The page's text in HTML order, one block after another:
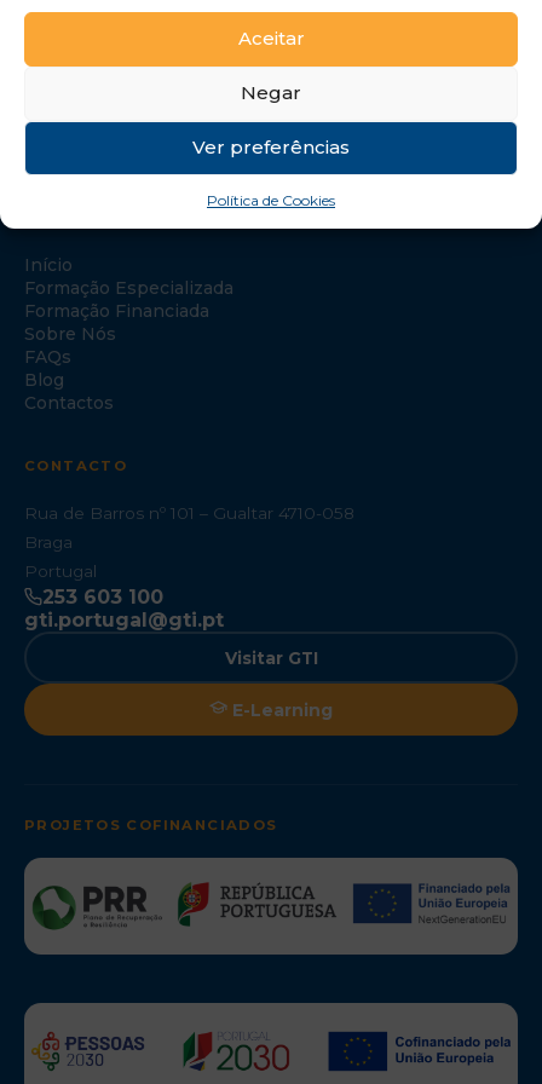
Aceitar
Negar
Ver preferências
Política de Cookies
Início
Formação Especializada
Formação Financiada
Sobre Nós
FAQs
Blog
Contactos
CONTACTO
Rua de Barros nº 101 – Gualtar 4710-058
Braga
Portugal
253 603 100
gti.portugal@gti.pt
Visitar GTI
E-Learning
PROJETOS COFINANCIADOS